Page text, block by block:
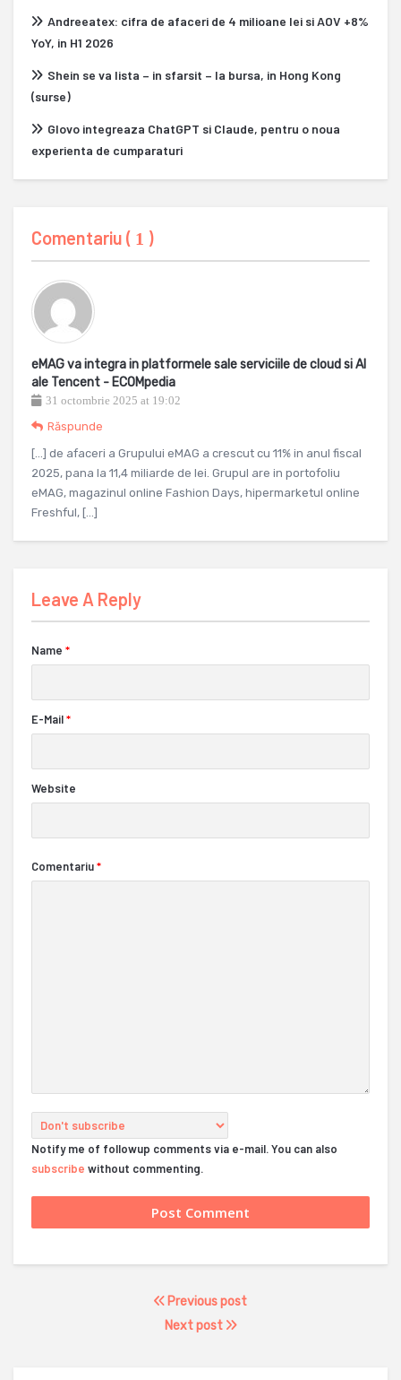
Andreeatex: cifra de afaceri de 4 milioane lei si AOV +8%
YoY, in H1 2026
Shein se va lista – in sfarsit – la bursa, in Hong Kong
(surse)
Glovo integreaza ChatGPT si Claude, pentru o noua
experienta de cumparaturi
Comentariu ( 1 )
eMAG va integra in platformele sale serviciile de cloud si AI
ale Tencent - ECOMpedia
31 octombrie 2025 at 19:02
Răspunde
[…] de afaceri a Grupului eMAG a crescut cu 11% in anul fiscal
2025, pana la 11,4 miliarde de lei. Grupul are in portofoliu
eMAG, magazinul online Fashion Days, hipermarketul online
Freshful, […]
Leave A Reply
Name *
E-Mail*
Website
Comentariu*
Notify me of followup comments via e-mail. You can also
subscribe without commenting.
Previous post
Next post